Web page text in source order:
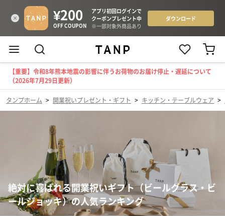
【重要】令和8年熊本地震の影響に伴うお荷物のお届け停止・遅延について
（2026年7月29日更新）
タンプホーム > 開業祝いプレゼント・ギフト > キッチン・テーブルウェア >
絶対に喜ばれる開業祝いギフト（ビールグラス・ビ
ールジョッキ）の人気ランキング